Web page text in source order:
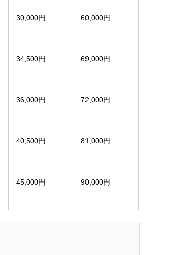
30,000円 60,000円
34,500円 69,000円
36,000円 72,000円
40,500円 81,000円
45,000円 90,000円